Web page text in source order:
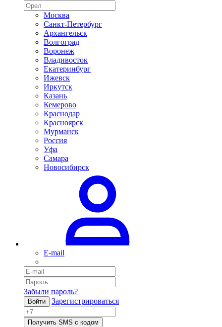
Москва
Санкт-Петербург
Архангельск
Волгоград
Воронеж
Владивосток
Екатеринбург
Ижевск
Иркутск
Казань
Кемерово
Краснодар
Красноярск
Мурманск
Россия
Уфа
Самара
Новосибирск
E-mail
Забыли пароль?
Войти Зарегистрироваться
Получить SMS с кодом